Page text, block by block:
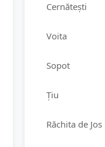
Cernătești
Voita
Sopot
Țiu
Răchita de Jos